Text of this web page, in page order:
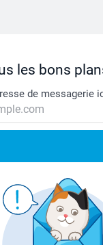
les bons
de messagerie